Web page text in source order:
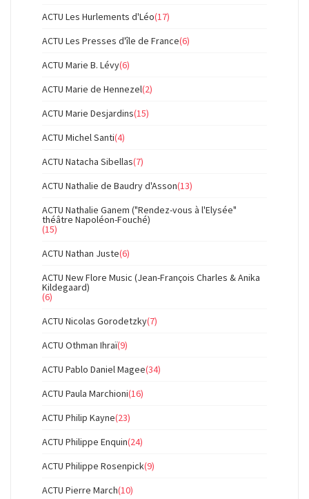
ACTU Les Hurlements d'Léo(17)
ACTU Les Presses d'île de France(6)
ACTU Marie B. Lévy(6)
ACTU Marie de Hennezel(2)
ACTU Marie Desjardins(15)
ACTU Michel Santi(4)
ACTU Natacha Sibellas(7)
ACTU Nathalie de Baudry d'Asson(13)
ACTU Nathalie Ganem ("Rendez-vous à l'Elysée"
théâtre Napoléon-Fouché)
(15)
ACTU Nathan Juste(6)
ACTU New Flore Music (Jean-François Charles & Anika
Kildegaard)
(6)
ACTU Nicolas Gorodetzky(7)
ACTU Othman Ihraï(9)
ACTU Pablo Daniel Magee(34)
ACTU Paula Marchioni(16)
ACTU Philip Kayne(23)
ACTU Philippe Enquin(24)
ACTU Philippe Rosenpick(9)
ACTU Pierre March(10)